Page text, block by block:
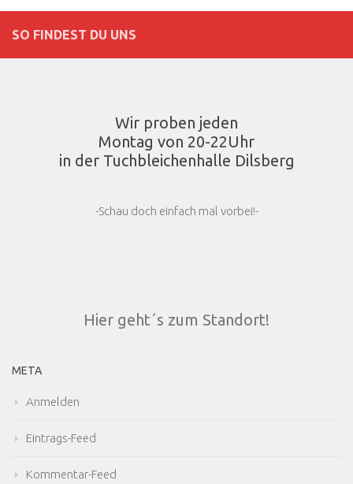
SO FINDEST DU UNS
Wir proben jeden
Montag von 20-22Uhr
in der Tuchbleichenhalle Dilsberg
-Schau doch einfach mal vorbei!-
Hier geht´s zum Standort!
META
Anmelden
Eintrags-Feed
Kommentar-Feed